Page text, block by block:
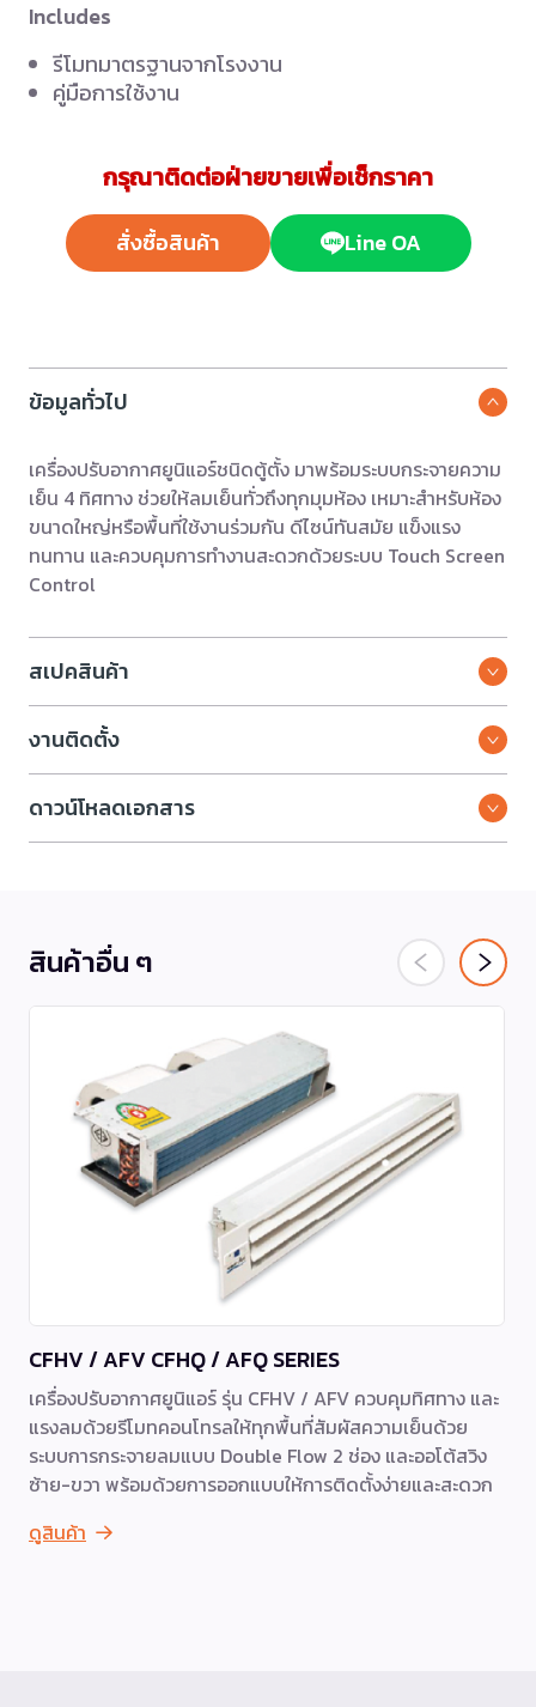
Includes
รีโมทมาตรฐานจากโรงงาน
คู่มือการใช้งาน
กรุณาติดต่อฝ่ายขายเพื่อเช็กราคา
สั่งซื้อสินค้า Line OA
ข้อมูลทั่วไป
เครื่องปรับอากาศยูนิแอร์ชนิดตู้ตั้ง มาพร้อมระบบกระจายความ
เย็น 4 ทิศทาง ช่วยให้ลมเย็นทั่วถึงทุกมุมห้อง เหมาะสำหรับห้อง
ขนาดใหญ่หรือพื้นที่ใช้งานร่วมกัน ดีไซน์ทันสมัย แข็งแรง
ทนทาน และควบคุมการทำงานสะดวกด้วยระบบ Touch Screen
Control
สเปคสินค้า
งานติดตั้ง
ดาวน์โหลดเอกสาร
สินค้าอื่น ๆ
CFHV / AFV CFHQ / AFQ SERIES
เครื่องปรับอากาศยูนิแอร์ รุ่น CFHV / AFV ควบคุมทิศทาง และ
แรงลมด้วยรีโมทคอนโทรลให้ทุกพื้นที่สัมผัสความเย็นด้วย
ระบบการกระจายลมแบบ Double Flow 2 ช่อง และออโต้สวิง
ซ้าย-ขวา พร้อมด้วยการออกแบบให้การติดตั้งง่ายและสะดวก
ดูสินค้า